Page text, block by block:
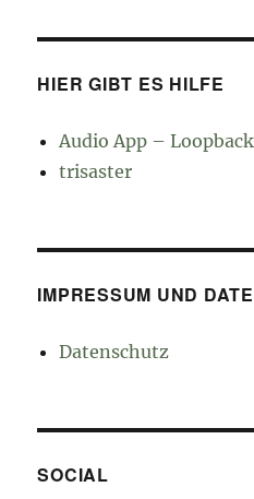
HIER GIBT ES HILFE
Audio App – Loopback
trisaster
IMPRESSUM UND
Datenschutz
SOCIAL